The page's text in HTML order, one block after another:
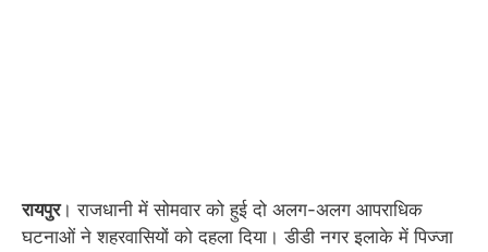
रायपुर। राजधानी में सोमवार को हुई दो अलग-अलग आपराधिक
घटनाओं ने शहरवासियों को दहला दिया। डीडी नगर इलाके में पिज्जा